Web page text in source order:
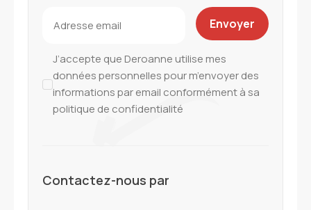
J’accepte que Deroanne utilise mes
données personnelles pour m’envoyer des
informations par email conformément à sa
politique de confidentialité
Contactez-nous par